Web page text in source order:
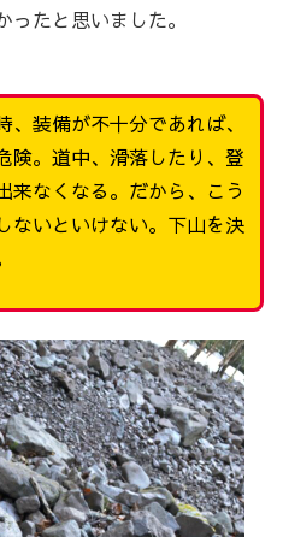
たと思いました。
装備が不十分であれば、
険。道中、滑落したり、登
来なくなる。だから、こう
ないといけない。下山を決